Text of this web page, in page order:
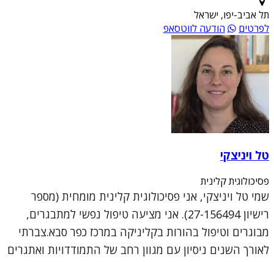
תל אביב-יפו, ישראל
לפרטים
הודעה לווטסאפ
טל ויניצקי
פסיכולוגית קלינית
שמי טל ויניצקי, אני פסיכולוגית קלינית מומחית (מספר
רישיון 27-156494). אני מציעה טיפול נפשי למתבגרים,
מבוגרים וטיפול בהורות בקליניקה במרכז כפר סבא.צברתי
לאורך השנים ניסיון עם מגוון רחב של התמודדויות ואתגרים